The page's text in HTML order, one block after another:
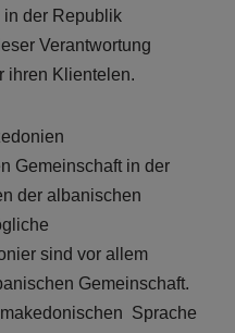
in der Republik
Verantwortung
ihren Klientelen.
Gemeinschaft in der
der albanischen
sind vor allem
Gemeinschaft.
Sprache